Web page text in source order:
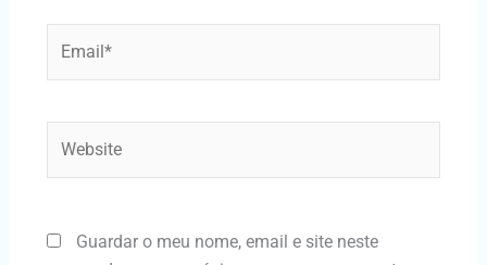
Guardar o meu nome, email e site neste